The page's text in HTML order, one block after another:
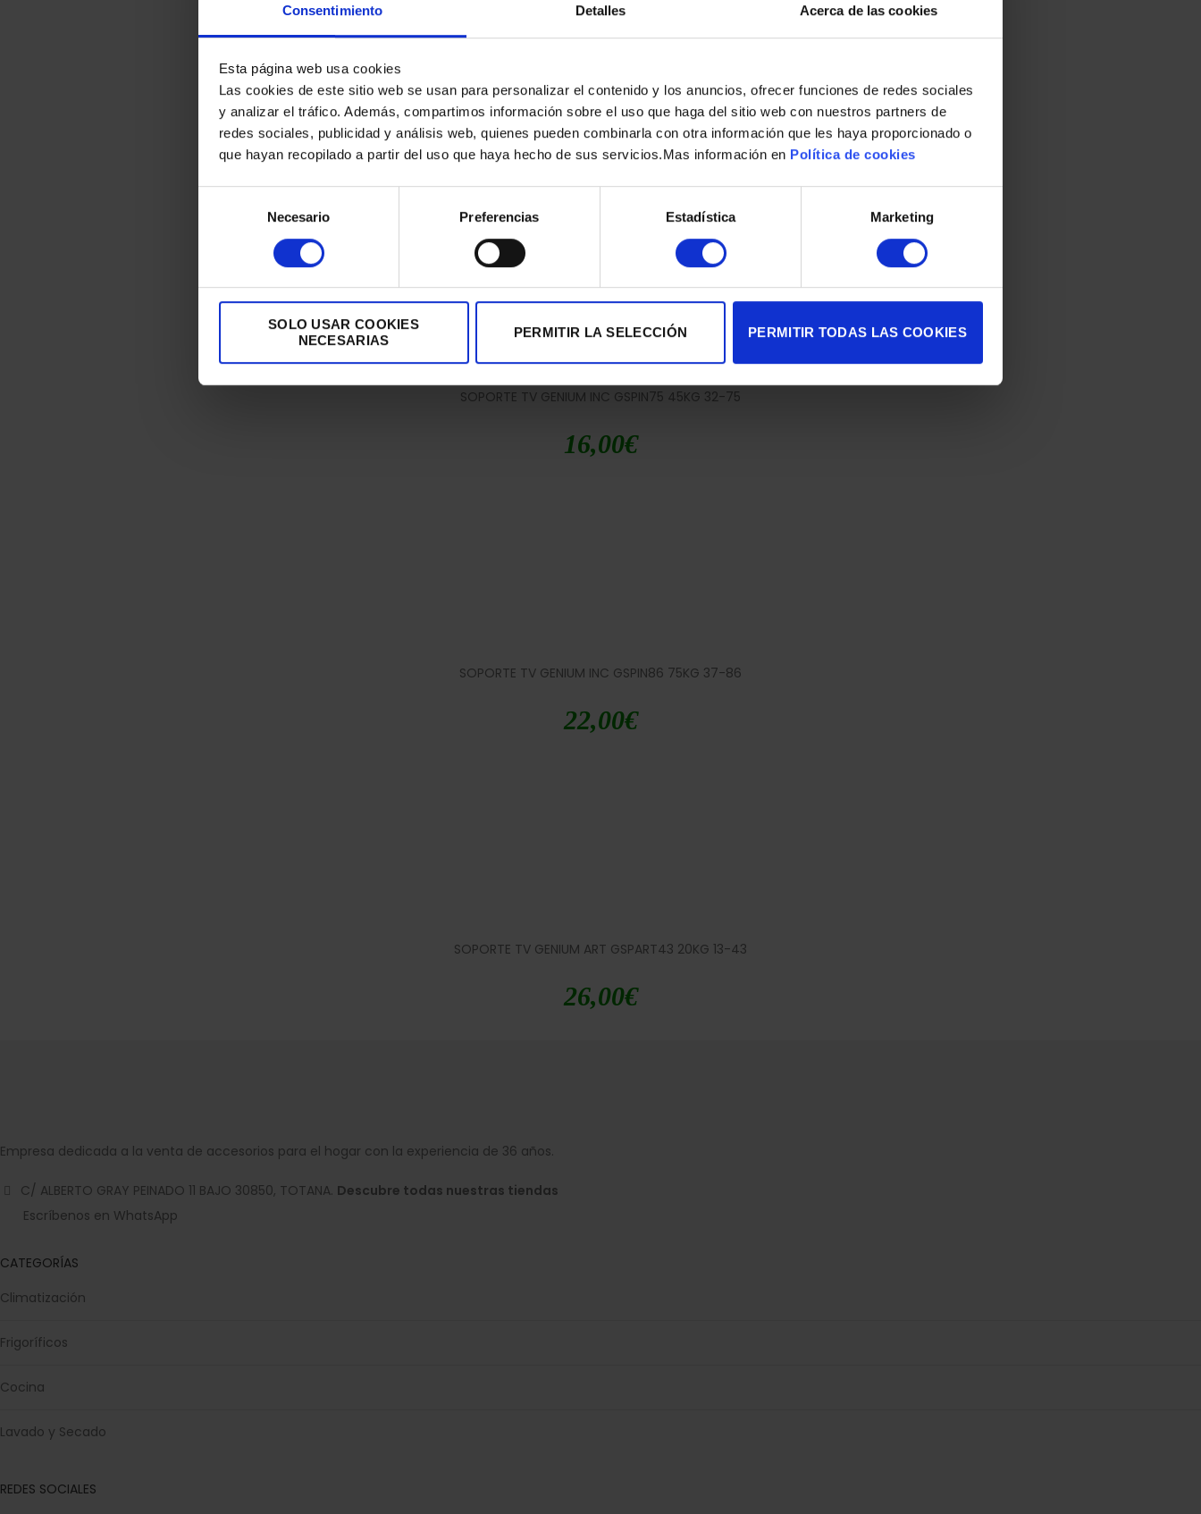
Consentimiento Detalles Acerca de las cookies
Esta página web usa cookies
Las cookies de este sitio web se usan para personalizar el contenido y los anuncios, ofrecer funciones de redes sociales
y analizar el tráfico. Además, compartimos información sobre el uso que haga del sitio web con nuestros partners de
redes sociales, publicidad y análisis web, quienes pueden combinarla con otra información que les haya proporcionado o
que hayan recopilado a partir del uso que haya hecho de sus servicios.Mas información en Política de cookies
consentimiento
Necesario Preferencias Estadística Marketing
SOLO USAR COOKIES
NECESARIAS
PERMITIR LA SELECCIÓN PERMITIR TODAS LAS COOKIES
SOPORTE TV GENIUM FIJO GSPF86 75KG 37-86
14,00€
SOPORTE TV GENIUM INC GSPIN75 45KG 32-75
16,00€
SOPORTE TV GENIUM INC GSPIN86 75KG 37-86
22,00€
SOPORTE TV GENIUM ART GSPART43 20KG 13-43
26,00€
Empresa dedicada a la venta de accesorios para el hogar con la experiencia de 36 años.
C/ ALBERTO GRAY PEINADO 11 BAJO 30850, TOTANA. Descubre todas nuestras tiendas
Escríbenos en WhatsApp
CATEGORÍAS
Climatización
Frigoríficos
Cocina
Lavado y Secado
REDES SOCIALES